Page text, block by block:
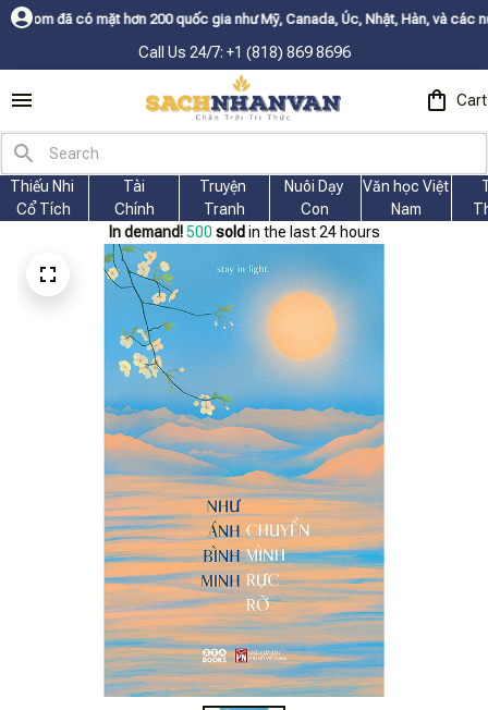
200 quốc gia như Mỹ, Canada, Úc, Nhật, Hàn, và các nước Châu Âu✨ Buy
Call Us 24/7: +1 (818) 869 8696
Cart
Thiếu Nhi
Cổ Tích
Tài
Chính
Truyện
Tranh
Nuôi Dạy
Con
Văn học Việt
Nam
In demand! 501 sold in the last 24 hours